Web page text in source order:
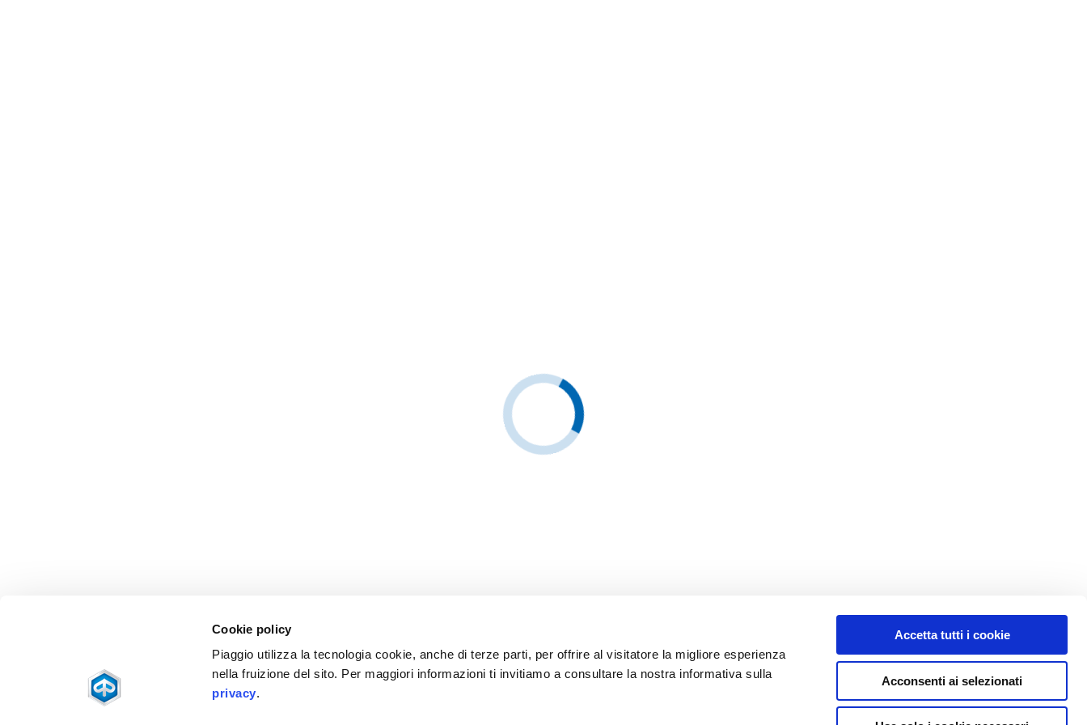
Cookie policy
Piaggio utilizza la tecnologia cookie, anche di terze parti, per offrire al visitatore la migliore esperienza
nella fruizione del sito. Per maggiori informazioni ti invitiamo a consultare la nostra informativa sulla
privacy.
Accetta tutti i cookie
Acconsenti ai selezionati